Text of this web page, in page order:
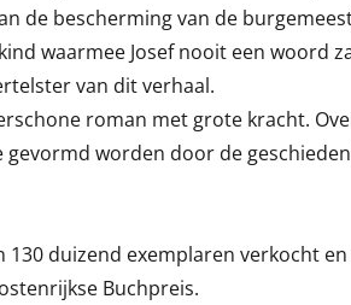
de bescherming van de
waarmee Josef nooit een woord
van dit verhaal.
roman met grote kracht.
gevormd worden door de
duizend exemplaren verkocht
Buchpreis.